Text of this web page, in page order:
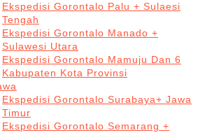
Ekspedisi Gorontalo Palu + Sulaesi
Tengah
Ekspedisi Gorontalo Manado +
Sulawesi Utara
Ekspedisi Gorontalo Mamuju Dan 6
Kabupaten Kota Provinsi
Ekspedisi Gorontalo Surabaya+ Jawa
Timur
Ekspedisi Gorontalo Semarang +